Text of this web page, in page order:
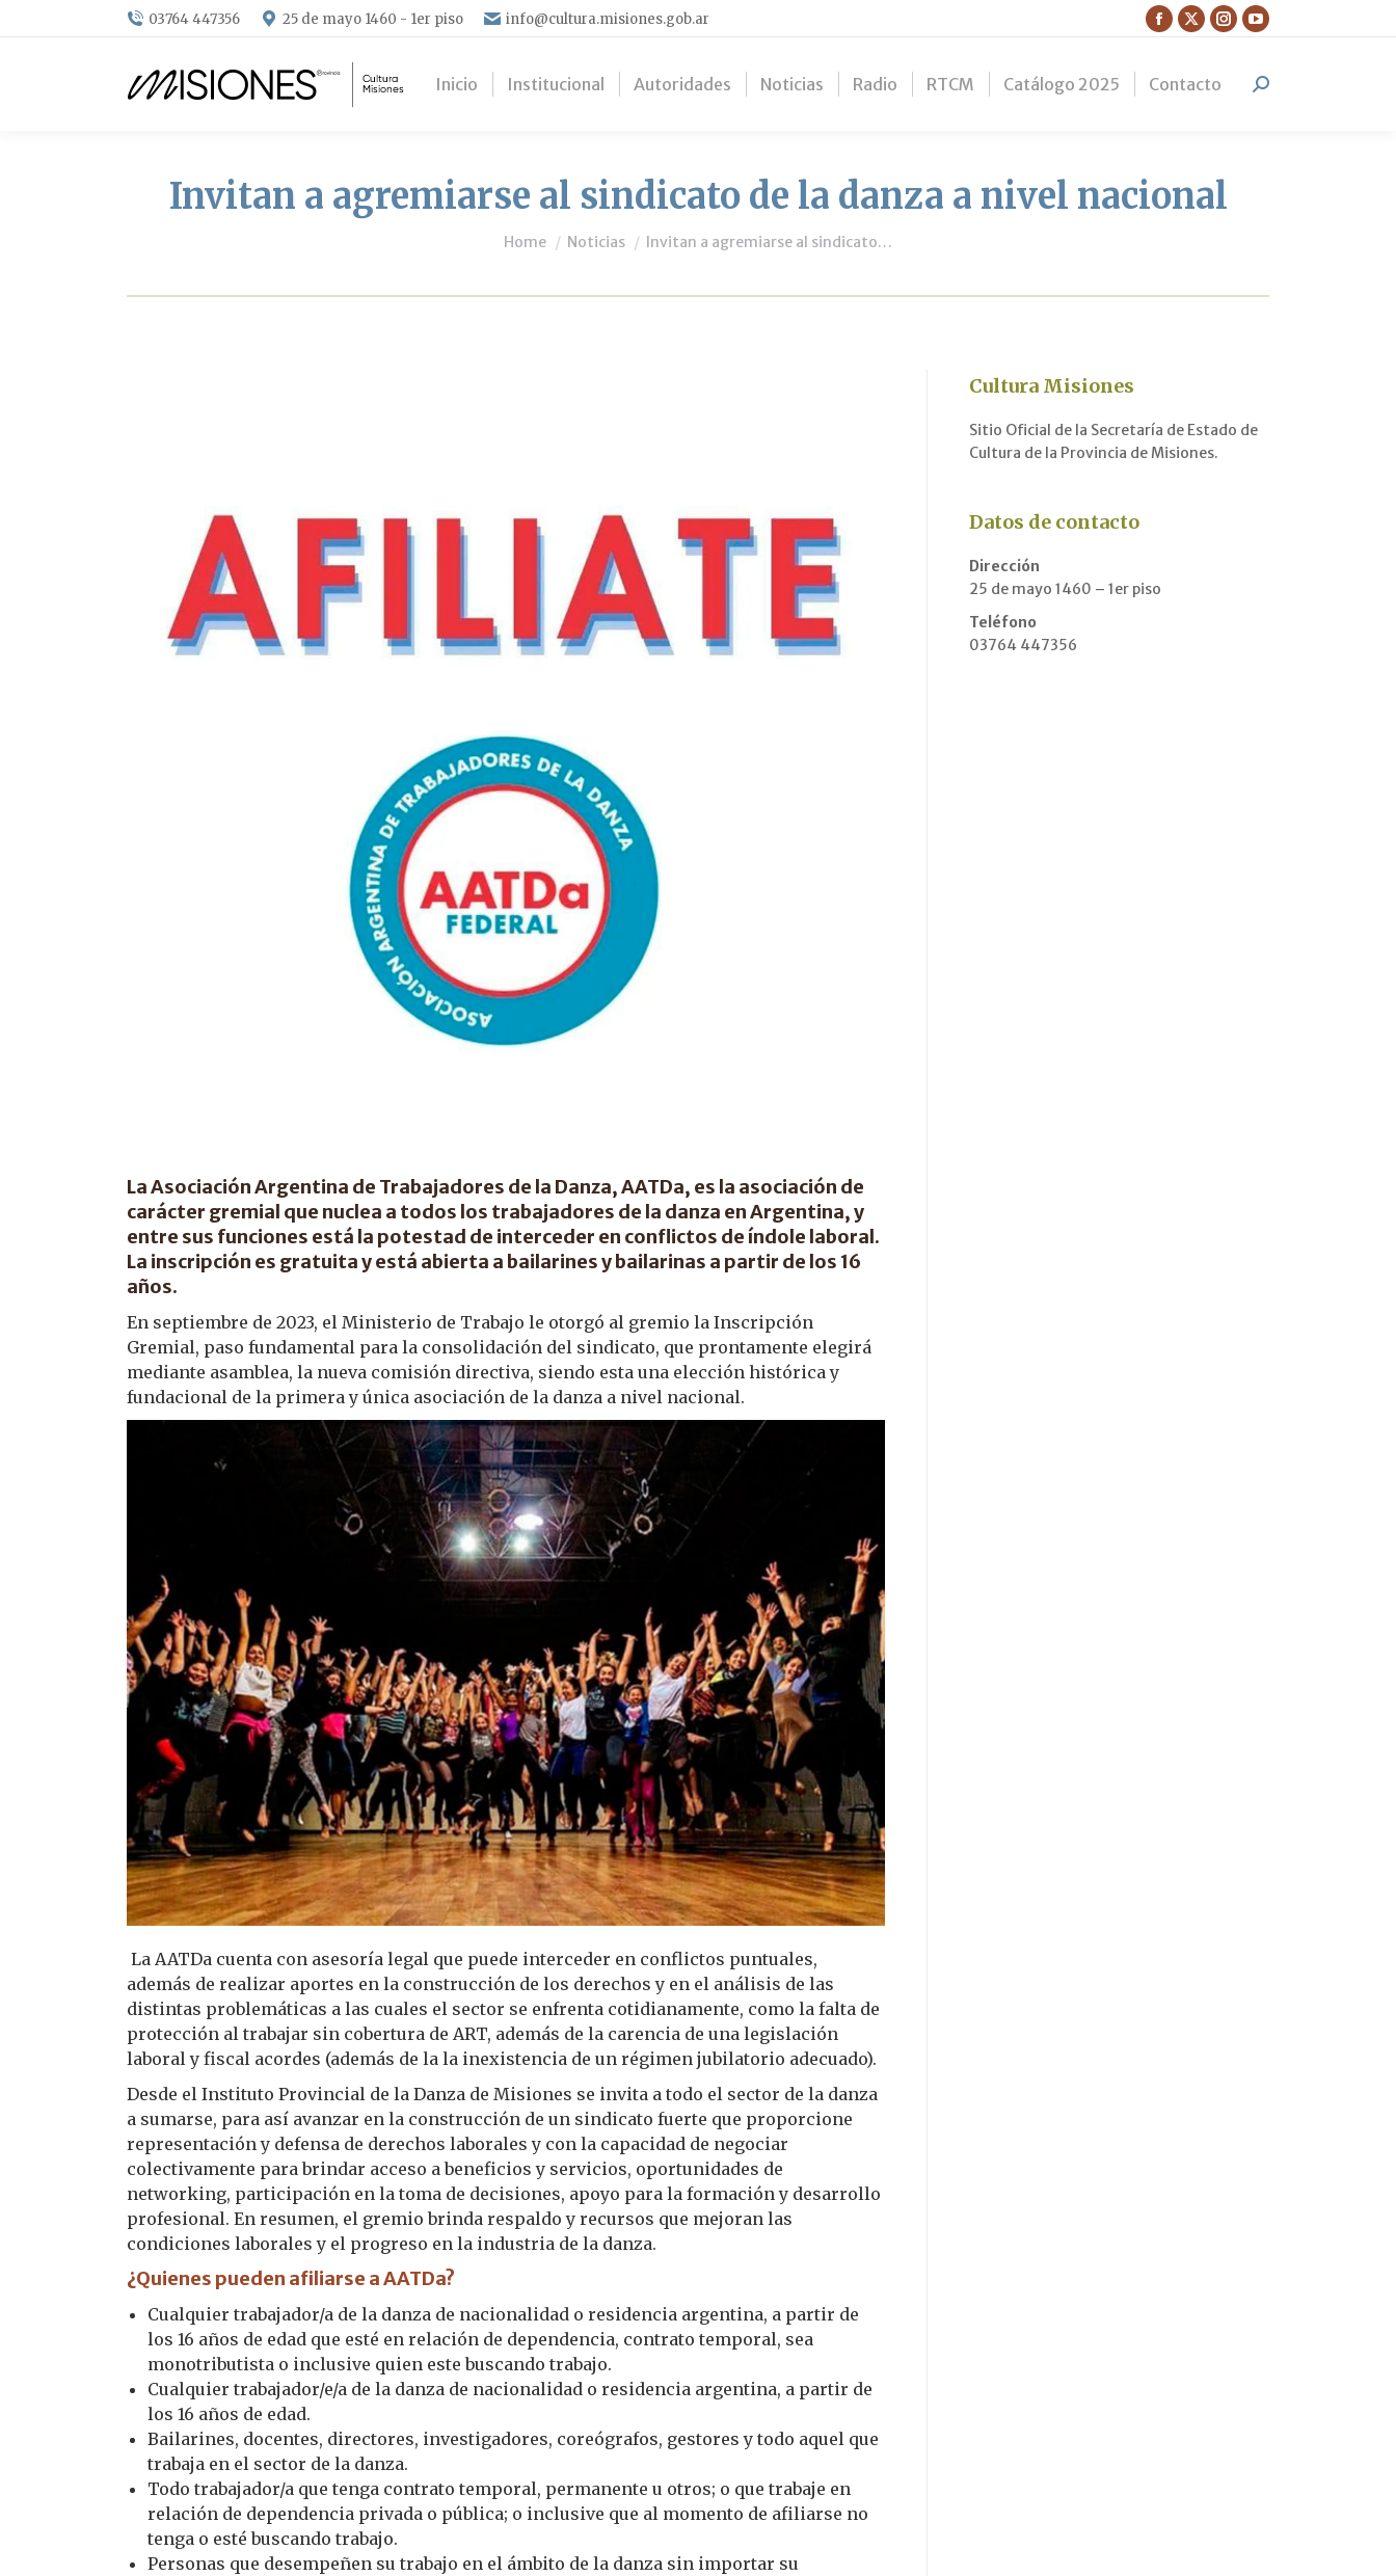
03764 447356 25 de mayo 1460 - 1er piso info@cultura.misiones.gob.ar
Facebook
opens
X
opens
Instagram
opens
YouTube
opens
Inicio Institucional Autoridades Noticias Radio RTCM Catálogo 2025 Contacto Search:
Invitan a agremiarse al sindicato de la danza a nivel nacional
You are here:
Home Noticias Invitan a agremiarse al sindicato…
La Asociación Argentina de Trabajadores de la Danza, AATDa, es la asociación de
carácter gremial que nuclea a todos los trabajadores de la danza en Argentina, y
entre sus funciones está la potestad de interceder en conflictos de índole laboral.
La inscripción es gratuita y está abierta a bailarines y bailarinas a partir de los 16
años.
En septiembre de 2023, el Ministerio de Trabajo le otorgó al gremio la Inscripción
Gremial, paso fundamental para la consolidación del sindicato, que prontamente elegirá
mediante asamblea, la nueva comisión directiva, siendo esta una elección histórica y
fundacional de la primera y única asociación de la danza a nivel nacional.
La AATDa cuenta con asesoría legal que puede interceder en conflictos puntuales,
además de realizar aportes en la construcción de los derechos y en el análisis de las
distintas problemáticas a las cuales el sector se enfrenta cotidianamente, como la falta de
protección al trabajar sin cobertura de ART, además de la carencia de una legislación
laboral y fiscal acordes (además de la la inexistencia de un régimen jubilatorio adecuado).
Desde el Instituto Provincial de la Danza de Misiones se invita a todo el sector de la danza
a sumarse, para así avanzar en la construcción de un sindicato fuerte que proporcione
representación y defensa de derechos laborales y con la capacidad de negociar
colectivamente para brindar acceso a beneficios y servicios, oportunidades de
networking, participación en la toma de decisiones, apoyo para la formación y desarrollo
profesional. En resumen, el gremio brinda respaldo y recursos que mejoran las
condiciones laborales y el progreso en la industria de la danza.
¿Quienes pueden afiliarse a AATDa?
Cualquier trabajador/a de la danza de nacionalidad o residencia argentina, a partir de
los 16 años de edad que esté en relación de dependencia, contrato temporal, sea
monotributista o inclusive quien este buscando trabajo.
Cualquier trabajador/e/a de la danza de nacionalidad o residencia argentina, a partir de
los 16 años de edad.
Bailarines, docentes, directores, investigadores, coreógrafos, gestores y todo aquel que
trabaja en el sector de la danza.
Todo trabajador/a que tenga contrato temporal, permanente u otros; o que trabaje en
relación de dependencia privada o pública; o inclusive que al momento de afiliarse no
tenga o esté buscando trabajo.
Personas que desempeñen su trabajo en el ámbito de la danza sin importar su
Cultura Misiones
Sitio Oficial de la Secretaría de Estado de
Cultura de la Provincia de Misiones.
Datos de contacto
Dirección
25 de mayo 1460 – 1er piso
Teléfono
03764 447356